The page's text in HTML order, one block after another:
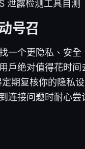
泄露检测工具自测
号召
一个更隐私、安全
户绝对值得花时间
期复核你的隐私
连接问题时耐心尝